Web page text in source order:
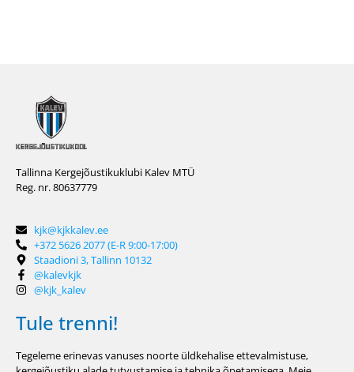
Tallinna Kergejõustikuklubi Kalev MTÜ
Reg. nr. 80637779
kjk@kjkkalev.ee
+372 5626 2077 (E-R 9:00-17:00)
Staadioni 3, Tallinn 10132
@kalevkjk
@kjk_kalev
Tule trenni!
Tegeleme erinevas vanuses noorte üldkehalise ettevalmistuse,